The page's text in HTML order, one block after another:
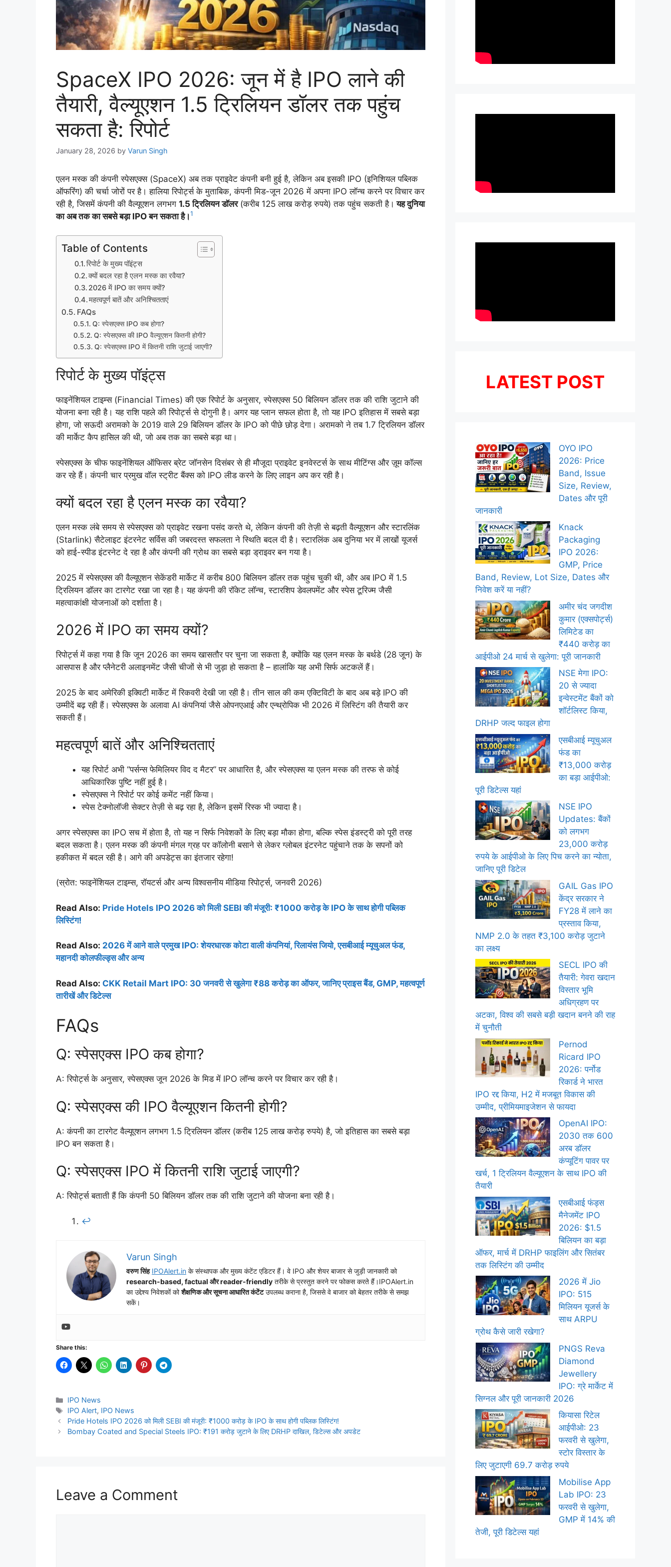
SpaceX IPO 2026: जून में है IPO लाने की
तैयारी, वैल्यूएशन 1.5 ट्रिलियन डॉलर तक पहुंच
सकता है: रिपोर्ट
January 28, 2026 by Varun Singh
एलन मस्क की कंपनी स्पेसएक्स (SpaceX) अब तक प्राइवेट कंपनी बनी हुई है, लेकिन अब इसकी IPO (इनिशियल पब्लिक
ऑफरिंग) की चर्चा जोरों पर है। हालिया रिपोर्ट्स के मुताबिक, कंपनी मिड-जून 2026 में अपना IPO लॉन्च करने पर विचार कर
रही है, जिसमें कंपनी की वैल्यूएशन लगभग 1.5 ट्रिलियन डॉलर(करीब 125 लाख करोड़ रुपये) तक पहुंच सकती है। यह दुनिया
का अब तक का सबसे बड़ा IPO बन सकता है।1
Table of Contents
रिपोर्ट के मुख्य पॉइंट्स
क्यों बदल रहा है एलन मस्क का रवैया?
2026 में IPO का समय क्यों?
महत्वपूर्ण बातें और अनिश्चितताएं
FAQs
Q: स्पेसएक्स IPO कब होगा?
Q: स्पेसएक्स की IPO वैल्यूएशन कितनी होगी?
Q: स्पेसएक्स IPO में कितनी राशि जुटाई जाएगी?
रिपोर्ट के मुख्य पॉइंट्स
फाइनेंशियल टाइम्स (Financial Times) की एक रिपोर्ट के अनुसार, स्पेसएक्स 50 बिलियन डॉलर तक की राशि जुटाने की
योजना बना रही है। यह राशि पहले की रिपोर्ट्स से दोगुनी है। अगर यह प्लान सफल होता है, तो यह IPO इतिहास में सबसे बड़ा
होगा, जो सऊदी अरामको के 2019 वाले 29 बिलियन डॉलर के IPO को पीछे छोड़ देगा। अरामको ने तब 1.7 ट्रिलियन डॉलर
की मार्केट कैप हासिल की थी, जो अब तक का सबसे बड़ा था।
स्पेसएक्स के चीफ फाइनेंशियल ऑफिसर ब्रेट जॉनसेन दिसंबर से ही मौजूदा प्राइवेट इनवेस्टर्स के साथ मीटिंग्स और ज़ूम कॉल्स
कर रहे हैं। कंपनी चार प्रमुख वॉल स्ट्रीट बैंक्स को IPO लीड करने के लिए लाइन अप कर रही है।
क्यों बदल रहा है एलन मस्क का रवैया?
एलन मस्क लंबे समय से स्पेसएक्स को प्राइवेट रखना पसंद करते थे, लेकिन कंपनी की तेज़ी से बढ़ती वैल्यूएशन और स्टारलिंक
(Starlink) सैटेलाइट इंटरनेट सर्विस की जबरदस्त सफलता ने स्थिति बदल दी है। स्टारलिंक अब दुनिया भर में लाखों यूजर्स
को हाई-स्पीड इंटरनेट दे रहा है और कंपनी की ग्रोथ का सबसे बड़ा ड्राइवर बन गया है।
2025 में स्पेसएक्स की वैल्यूएशन सेकेंडरी मार्केट में करीब 800 बिलियन डॉलर तक पहुंच चुकी थी, और अब IPO में 1.5
ट्रिलियन डॉलर का टारगेट रखा जा रहा है। यह कंपनी की रॉकेट लॉन्च, स्टारशिप डेवलपमेंट और स्पेस टूरिज्म जैसी
महत्वाकांक्षी योजनाओं को दर्शाता है।
2026 में IPO का समय क्यों?
रिपोर्ट्स में कहा गया है कि जून 2026 का समय खासतौर पर चुना जा सकता है, क्योंकि यह एलन मस्क के बर्थडे (28 जून) के
आसपास है और प्लैनेटरी अलाइनमेंट जैसी चीजों से भी जुड़ा हो सकता है – हालांकि यह अभी सिर्फ अटकलें हैं।
2025 के बाद अमेरिकी इक्विटी मार्केट में रिकवरी देखी जा रही है। तीन साल की कम एक्टिविटी के बाद अब बड़े IPO की
उम्मीदें बढ़ रही हैं। स्पेसएक्स के अलावा AI कंपनियां जैसे ओपनएआई और एन्थ्रोपिक भी 2026 में लिस्टिंग की तैयारी कर
सकती हैं।
महत्वपूर्ण बातें और अनिश्चितताएं
यह रिपोर्ट अभी “पर्सन्स फेमिलियर विद द मैटर” पर आधारित है, और स्पेसएक्स या एलन मस्क की तरफ से कोई
आधिकारिक पुष्टि नहीं हुई है।
स्पेसएक्स ने रिपोर्ट पर कोई कमेंट नहीं किया।
स्पेस टेक्नोलॉजी सेक्टर तेज़ी से बढ़ रहा है, लेकिन इसमें रिस्क भी ज्यादा है।
अगर स्पेसएक्स का IPO सच में होता है, तो यह न सिर्फ निवेशकों के लिए बड़ा मौका होगा, बल्कि स्पेस इंडस्ट्री को पूरी तरह
बदल सकता है। एलन मस्क की कंपनी मंगल ग्रह पर कॉलोनी बसाने से लेकर ग्लोबल इंटरनेट पहुंचाने तक के सपनों को
हकीकत में बदल रही है। आगे की अपडेट्स का इंतजार रहेगा!
(स्रोत: फाइनेंशियल टाइम्स, रॉयटर्स और अन्य विश्वसनीय मीडिया रिपोर्ट्स, जनवरी 2026)
Read Also: Pride Hotels IPO 2026 को मिली SEBI की मंजूरी: ₹1000 करोड़ के IPO के साथ होगी पब्लिक
लिस्टिंग!
Read Also: 2026 में आने वाले प्रमुख IPO: शेयरधारक कोटा वाली कंपनियां, रिलायंस जियो, एसबीआई म्यूचुअल फंड,
महानदी कोलफील्ड्स और अन्य
Read Also: CKK Retail Mart IPO: 30 जनवरी से खुलेगा ₹88 करोड़ का ऑफर, जानिए प्राइस बैंड, GMP, महत्वपूर्ण
तारीखें और डिटेल्स
FAQs
Q: स्पेसएक्स IPO कब होगा?
A: रिपोर्ट्स के अनुसार, स्पेसएक्स जून 2026 के मिड में IPO लॉन्च करने पर विचार कर रही है।
Q: स्पेसएक्स की IPO वैल्यूएशन कितनी होगी?
A: कंपनी का टारगेट वैल्यूएशन लगभग 1.5 ट्रिलियन डॉलर (करीब 125 लाख करोड़ रुपये) है, जो इतिहास का सबसे बड़ा
IPO बन सकता है।
Q: स्पेसएक्स IPO में कितनी राशि जुटाई जाएगी?
A: रिपोर्ट्स बताती हैं कि कंपनी 50 बिलियन डॉलर तक की राशि जुटाने की योजना बना रही है।
↩︎
Varun Singh
वरुण सिंह IPOAlert.in के संस्थापक और मुख्य कंटेंट एडिटर हैं। वे IPO और शेयर बाजार से जुड़ी जानकारी को
research-based, factual और reader-friendly तरीके से प्रस्तुत करने पर फोकस करते हैं।IPOAlert.in
का उद्देश्य निवेशकों कोशैक्षणिक और सूचना आधारित कंटेंटउपलब्ध कराना है, जिससे वे बाजार को बेहतर तरीके से समझ
सकें।
Share this:
Categories
IPO News
Tags
IPO Alert, IPO News
Pride Hotels IPO 2026 को मिली SEBI की मंजूरी: ₹1000 करोड़ के IPO के साथ होगी पब्लिक लिस्टिंग!
Bombay Coated and Special Steels IPO: ₹191 करोड़ जुटाने के लिए DRHP दाखिल, डिटेल्स और अपडेट
Leave a Comment
LATEST POST
OYO IPO
2026: Price
Band, Issue
Size, Review,
Dates और पूरी
जानकारी
Knack
Packaging
IPO 2026:
GMP, Price
Band, Review, Lot Size, Dates और
निवेश करें या नहीं?
अमीर चंद जगदीश
कुमार (एक्सपोर्ट्स)
लिमिटेड का
₹440 करोड़ का
आईपीओ 24 मार्च से खुलेगा: पूरी जानकारी
NSE मेगा IPO:
20 से ज्यादा
इन्वेस्टमेंट बैंकों को
शॉर्टलिस्ट किया,
DRHP जल्द फाइल होगा
एसबीआई म्यूचुअल
फंड का
₹13,000 करोड़
का बड़ा आईपीओ:
पूरी डिटेल्स यहां
NSE IPO
Updates: बैंकों
को लगभग
23,000 करोड़
रुपये के आईपीओ के लिए पिच करने का न्योता,
जानिए पूरी डिटेल
GAIL Gas IPO
केंद्र सरकार ने
FY28 में लाने का
प्रस्ताव किया,
NMP 2.0 के तहत ₹3,100 करोड़ जुटाने
का लक्ष्य
SECL IPO की
तैयारी: गेवरा खदान
विस्तार भूमि
अधिग्रहण पर
अटका, विश्व की सबसे बड़ी खदान बनने की राह
में चुनौती
Pernod
Ricard IPO
2026: पर्नोड
रिकार्ड ने भारत
IPO रद्द किया, H2 में मजबूत विकास की
उम्मीद, प्रीमियमाइजेशन से फायदा
OpenAI IPO:
2030 तक 600
अरब डॉलर
कंप्यूटिंग पावर पर
खर्च, 1 ट्रिलियन वैल्यूएशन के साथ IPO की
तैयारी
एसबीआई फंड्स
मैनेजमेंट IPO
2026: $1.5
बिलियन का बड़ा
ऑफर, मार्च में DRHP फाइलिंग और सितंबर
तक लिस्टिंग की उम्मीद
2026 में Jio
IPO: 515
मिलियन यूजर्स के
साथ ARPU
ग्रोथ कैसे जारी रखेगा?
PNGS Reva
Diamond
Jewellery
IPO: ग्रे मार्केट में
सिग्नल और पूरी जानकारी 2026
कियासा रिटेल
आईपीओ: 23
फरवरी से खुलेगा,
स्टोर विस्तार के
लिए जुटाएगी 69.7 करोड़ रुपये
Mobilise App
Lab IPO: 23
फरवरी से खुलेगा,
GMP में 14% की
तेजी, पूरी डिटेल्स यहां